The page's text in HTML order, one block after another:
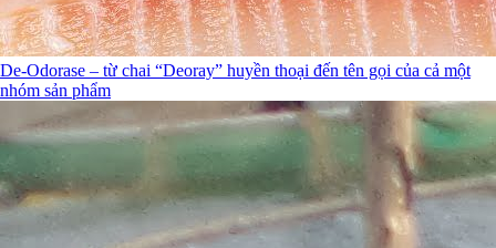
De-Odorase – từ chai “Deoray” huyền thoại đến tên gọi của cả một
nhóm sản phẩm